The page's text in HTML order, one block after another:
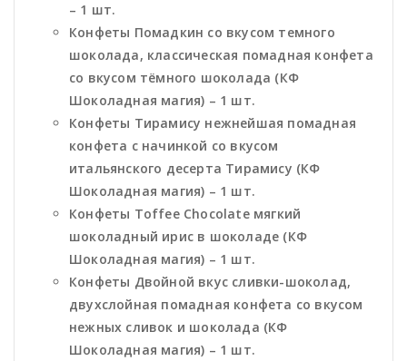
– 1 шт.
Конфеты Помадкин со вкусом темного
шоколада, классическая помадная конфета
со вкусом тёмного шоколада (КФ
Шоколадная магия) – 1 шт.
Конфеты Тирамису нежнейшая помадная
конфета с начинкой со вкусом
итальянского десерта Тирамису (КФ
Шоколадная магия) – 1 шт.
Конфеты Toffee Chocolate мягкий
шоколадный ирис в шоколаде (КФ
Шоколадная магия) – 1 шт.
Конфеты Двойной вкус сливки-шоколад,
двухслойная помадная конфета со вкусом
нежных сливок и шоколада (КФ
Шоколадная магия) – 1 шт.